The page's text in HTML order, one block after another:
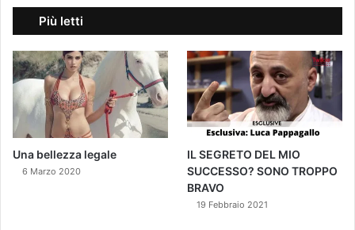
Più letti
Una bellezza legale
6 Marzo 2020
IL SEGRETO DEL MIO
SUCCESSO? SONO TROPPO
BRAVO
19 Febbraio 2021